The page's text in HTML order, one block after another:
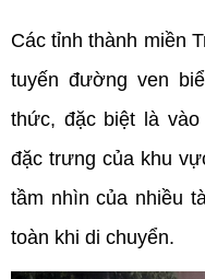
Các tỉnh thành miền
tuyến đường ven
thức, đặc biệt là
đặc trưng của khu
tầm nhìn của nhiều
toàn khi di chuyển.